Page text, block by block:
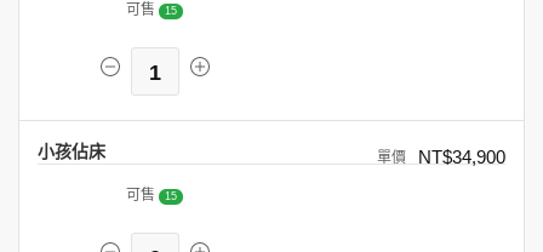
可售 15
1
小孩佔床 NT$34,900
可售 15